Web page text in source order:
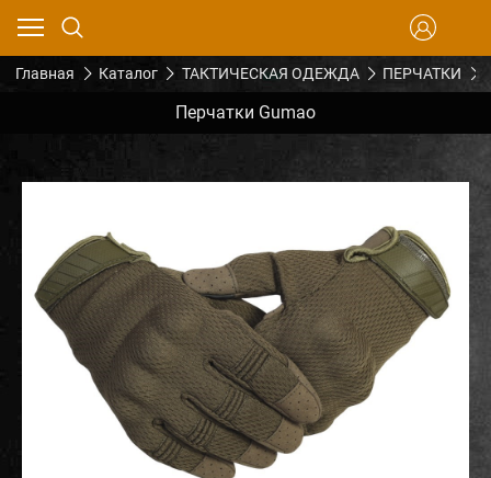
Главная Каталог ТАКТИЧЕСКАЯ ОДЕЖДА ПЕРЧАТКИ
Перчатки Gumao